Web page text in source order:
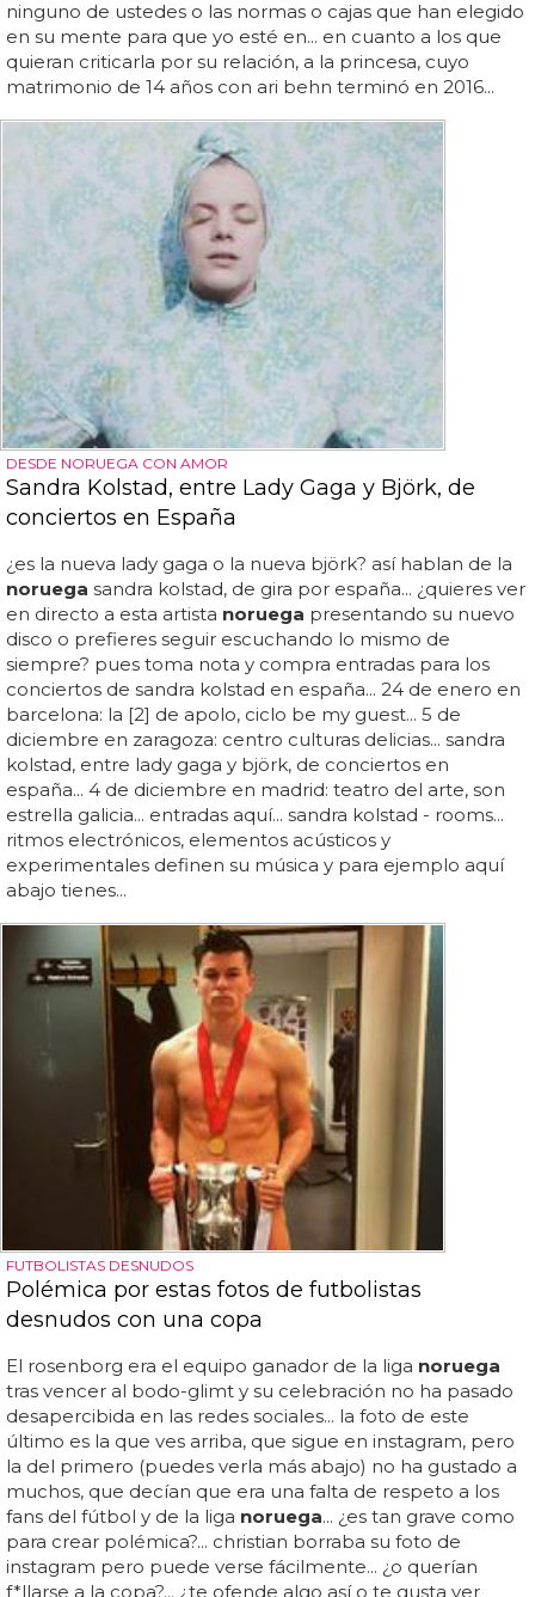
ninguno de ustedes o las normas o cajas que han elegido
en su mente para que yo esté en... en cuanto a los que
quieran criticarla por su relación, a la princesa, cuyo
matrimonio de 14 años con ari behn terminó en 2016...
DESDE NORUEGA CON AMOR
Sandra Kolstad, entre Lady Gaga y Björk, de
conciertos en España
¿es la nueva lady gaga o la nueva björk? así hablan de la
noruega sandra kolstad, de gira por españa... ¿quieres ver
en directo a esta artista noruega presentando su nuevo
disco o prefieres seguir escuchando lo mismo de
siempre? pues toma nota y compra entradas para los
conciertos de sandra kolstad en españa... 24 de enero en
barcelona: la [2] de apolo, ciclo be my guest... 5 de
diciembre en zaragoza: centro culturas delicias... sandra
kolstad, entre lady gaga y björk, de conciertos en
españa... 4 de diciembre en madrid: teatro del arte, son
estrella galicia... entradas aquí... sandra kolstad - rooms...
ritmos electrónicos, elementos acústicos y
experimentales definen su música y para ejemplo aquí
abajo tienes...
FUTBOLISTAS DESNUDOS
Polémica por estas fotos de futbolistas
desnudos con una copa
El rosenborg era el equipo ganador de la liga noruega
tras vencer al bodo-glimt y su celebración no ha pasado
desapercibida en las redes sociales... la foto de este
último es la que ves arriba, que sigue en instagram, pero
la del primero (puedes verla más abajo) no ha gustado a
muchos, que decían que era una falta de respeto a los
fans del fútbol y de la liga noruega... ¿es tan grave como
para crear polémica?... christian borraba su foto de
instagram pero puede verse fácilmente... ¿o querían
f*llarse a la copa?... ¿te ofende algo así o te gusta ver